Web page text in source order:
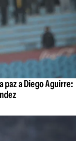
paz a Diego Aguirre: